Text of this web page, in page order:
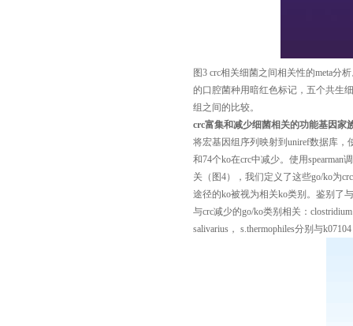
图3 crc相关细菌之间相关性的meta分
的口腔菌种用暗红色标记 ， 五个共生
组之间的比较。
crc富集和减少细菌相关的功能基因家
将宏基因组序列映射到uniref数据库，
和74个ko在crc中减少。使用spearman
关 （图4），我们定义了这些go/ko为crc
途径的ko被视为相关ko类别。鉴别了
与crc减少的go/ko类别相关：
salivarius， s.thermophiles分别与k07104